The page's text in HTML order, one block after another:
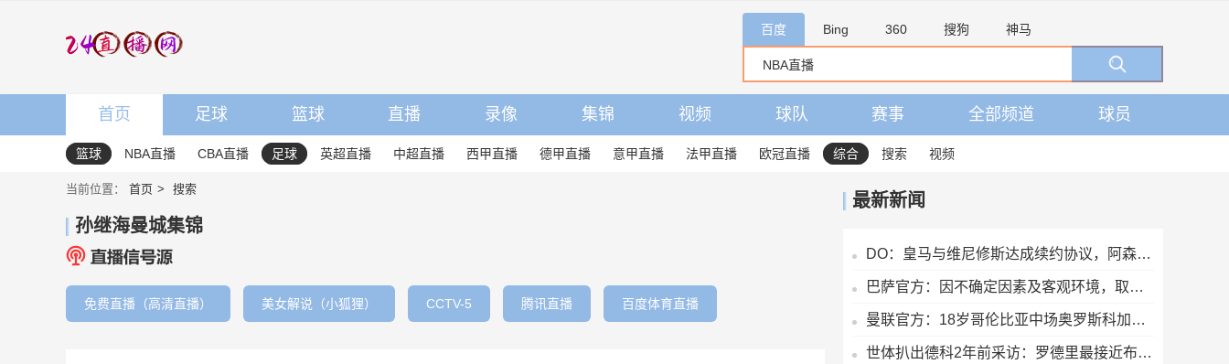
百度 Bing 360 搜狗 神马
首页 足球 篮球 直播 录像 集锦 视频 球队 赛事 全部频道 球员
篮球 NBA直播 CBA直播 足球 英超直播 中超直播 西甲直播 德甲直播 意甲直播 法甲直播 欧冠直播 综合 搜索 视频
当前位置： 首页 搜索
孙继海曼城集锦
免费直播（高清直播） 美女解说（小狐狸） CCTV-5 腾讯直播 百度体育直播
最新新闻
DO：皇马与维尼修斯达成续约协议，阿森纳方面的追求将结束
巴萨官方：因不确定因素及客观环境，取消8月15日的友谊赛
曼联官方：18岁哥伦比亚中场奥罗斯科加盟球队，将进入青训体系
世体扒出德科2年前采访：罗德里最接近布斯克茨，但曼城不会卖他